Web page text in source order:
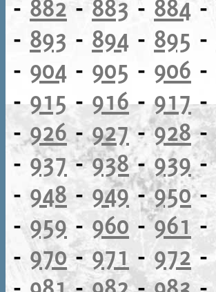
- 882 - 883 - 884 -
- 893 - 894 - 895 -
- 904 - 905 - 906 -
-915 -916-917-
-926-927-928-
- 937-938-939-
- 948 - 949-950-
-959 -960 -961 -
- 970-971 -972-